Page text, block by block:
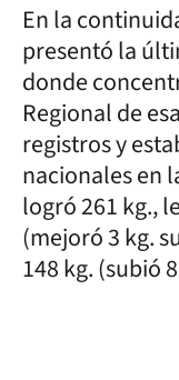
En la
presentó la
donde
Regional de
registros y
nacionales en
logró 261 kg.,
(mejoró 3 kg.
148 kg. (subió